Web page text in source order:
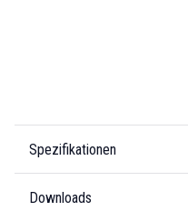
Spezifikationen
Downloads